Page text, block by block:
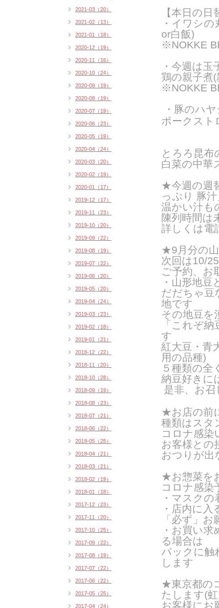
【本日の
・イワシ
or白飯)
※NOKKE
・今週は
鶏の親子煮
※NOKKE
・豚のハ
ポークスト
とろろ昆布
白菜の中華
★今週の週
っぷり 豚
温かい汁も
陳列時間は
詳しくは電
★9月分の
次回は10/
ご予約、お
・山形地
だだちゃ豆
地です
その地豆を
「これぞ
す
紅大豆・青
用の品種)
５種類の全
納豆好きに
是非、お
★お店の前
種類はスタ
コロナ感染
お客様との
おつりが出
★お惣菜を
コロナ感染
・マスク
・店内に
「必ず」
・お買い
る場合は
パックに触
します
★東京都の
たします(
お客様にお
2021-03（20）
2021-02（13）
2021-01（18）
2020-12（19）
2020-11（16）
2020-10（24）
2020-09（19）
2020-08（19）
2020-07（19）
2020-06（23）
2020-05（19）
2020-04（24）
2020-03（20）
2020-02（19）
2020-01（17）
2019-12（17）
2019-11（23）
2019-10（20）
2019-09（22）
2019-08（19）
2019-07（22）
2019-06（20）
2019-05（20）
2019-04（24）
2019-03（23）
2019-02（18）
2019-01（21）
2018-12（22）
2018-11（20）
2018-10（28）
2018-09（19）
2018-08（23）
2018-07（21）
2018-06（22）
2018-05（25）
2018-04（21）
2018-03（21）
2018-02（19）
2018-01（18）
2017-12（23）
2017-11（20）
2017-10（25）
2017-09（22）
2017-08（19）
2017-07（22）
2017-06（22）
2017-05（25）
2017-04（24）